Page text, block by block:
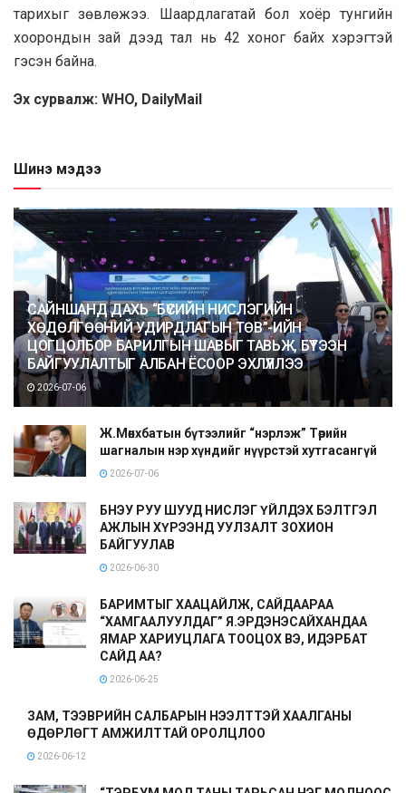
тарихыг зөвлөжээ. Шаардлагатай бол хоёр тунгийн
хоорондын зай дээд тал нь 42 хоног байх хэрэгтэй
гэсэн байна.
Эх сурвалж: WHO, DailyMail
Шинэ мэдээ
САЙНШАНД ДАХЬ “БҮСИЙН НИСЛЭГИЙН
ХӨДӨЛГӨӨНИЙ УДИРДЛАГЫН ТӨВ”-ИЙН
ЦОГЦОЛБОР БАРИЛГЫН ШАВЫГ ТАВЬЖ, БҮТЭЭН
БАЙГУУЛАЛТЫГ АЛБАН ЁСООР ЭХЛҮҮЛЛЭЭ
2026-07-06
Ж.Мөнхбатын бүтээлийг “нэрлэж” Төрийн
шагналын нэр хүндийг нүүрстэй хутгасангүй
2026-07-06
БНЭУ РУУ ШУУД НИСЛЭГ ҮЙЛДЭХ БЭЛТГЭЛ
АЖЛЫН ХҮРЭЭНД УУЛЗАЛТ ЗОХИОН
БАЙГУУЛАВ
2026-06-30
БАРИМТЫГ ХААЦАЙЛЖ, САЙДААРАА
“ХАМГААЛУУЛДАГ” Я.ЭРДЭНЭСАЙХАНДАА
ЯМАР ХАРИУЦЛАГА ТООЦОХ ВЭ, ИДЭРБАТ
САЙД АА?
2026-06-25
ЗАМ, ТЭЭВРИЙН САЛБАРЫН НЭЭЛТТЭЙ ХААЛГАНЫ
ӨДӨРЛӨГТ АМЖИЛТТАЙ ОРОЛЦЛОО
2026-06-12